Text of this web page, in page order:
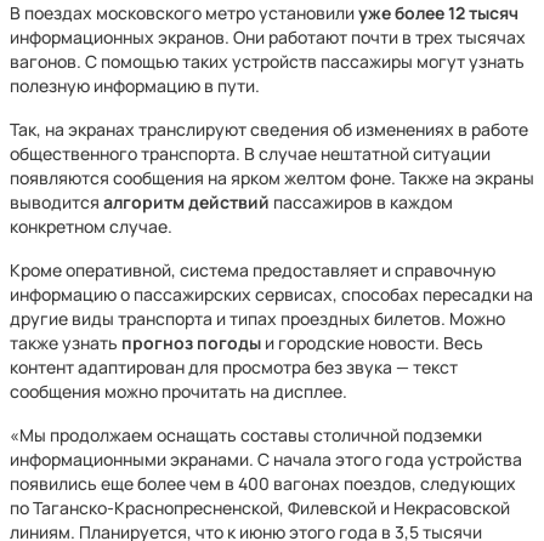
В поездах московского метро установилиуже более 12 тысяч
информационных экранов. Они работают почти в трех тысячах
вагонов. С помощью таких устройств пассажиры могут узнать
полезную информацию в пути.
Так, на экранах транслируют сведения об изменениях в работе
общественного транспорта. В случае нештатной ситуации
появляются сообщения на ярком желтом фоне. Также на экраны
выводится алгоритм действий пассажиров в каждом
конкретном случае.
Кроме оперативной, система предоставляет и справочную
информацию о пассажирских сервисах, способах пересадки на
другие виды транспорта и типах проездных билетов. Можно
также узнать прогноз погоды и городские новости. Весь
контент адаптирован для просмотра без звука — текст
сообщения можно прочитать на дисплее.
«Мы продолжаем оснащать составы столичной подземки
информационными экранами. С начала этого года устройства
появились еще более чем в 400 вагонах поездов, следующих
по Таганско-Краснопресненской, Филевской и Некрасовской
линиям. Планируется, что к июню этого года в 3,5 тысячи